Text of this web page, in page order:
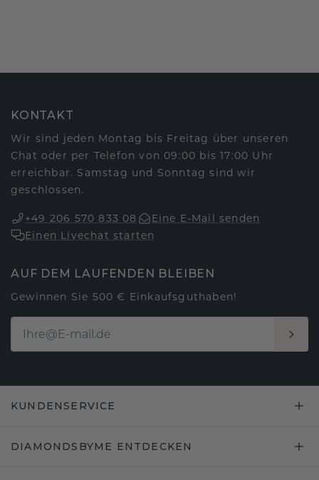
KONTAKT
Wir sind jeden Montag bis Freitag über unseren
Chat oder per Telefon von 09:00 bis 17:00 Uhr
erreichbar. Samstag und Sonntag sind wir
geschlossen.
+49 206 570 833 08
Eine E-Mail senden
Einen Livechat starten
AUF DEM LAUFENDEN BLEIBEN
Gewinnen Sie 500 € Einkaufsguthaben!
KUNDENSERVICE
DIAMONDSBYME ENTDECKEN